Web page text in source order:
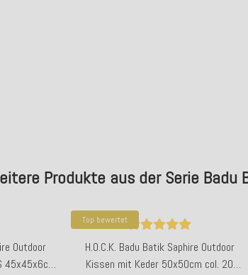
Produkte aus der Serie Badu
Outdoor
45x45x6cm
Top bewertet
H.O.C.K. Badu Batik Saphire Outdoor
Kissen mit Keder 50x50cm col. 20